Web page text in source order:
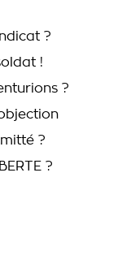
?
!
?
?
?